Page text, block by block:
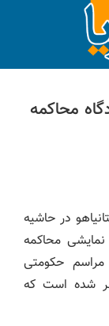
محاکمه
در حاشیه
نمایشی محاکمه
مراسم حکومتی
(۱۳ آبان) منتشر شده است که